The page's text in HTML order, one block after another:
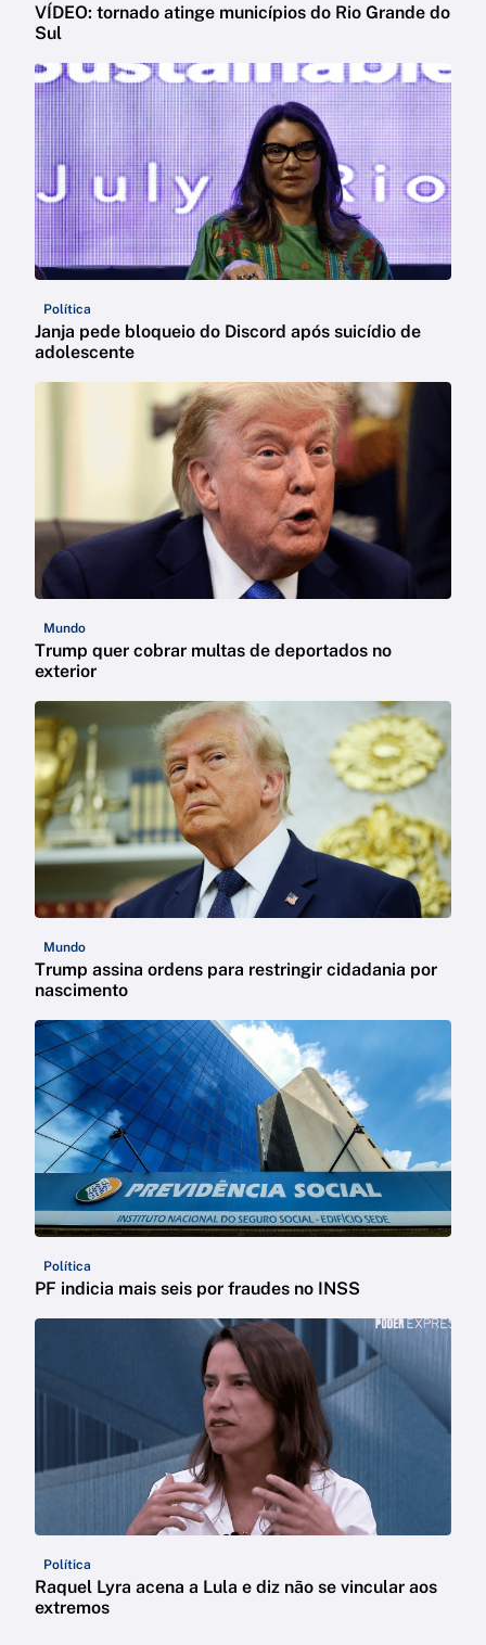
VÍDEO: tornado atinge municípios do Rio Grande do
Sul
Política
Janja pede bloqueio do Discord após suicídio de
adolescente
Mundo
Trump quer cobrar multas de deportados no
exterior
Mundo
Trump assina ordens para restringir cidadania por
nascimento
Política
PF indicia mais seis por fraudes no INSS
Política
Raquel Lyra acena a Lula e diz não se vincular aos
extremos